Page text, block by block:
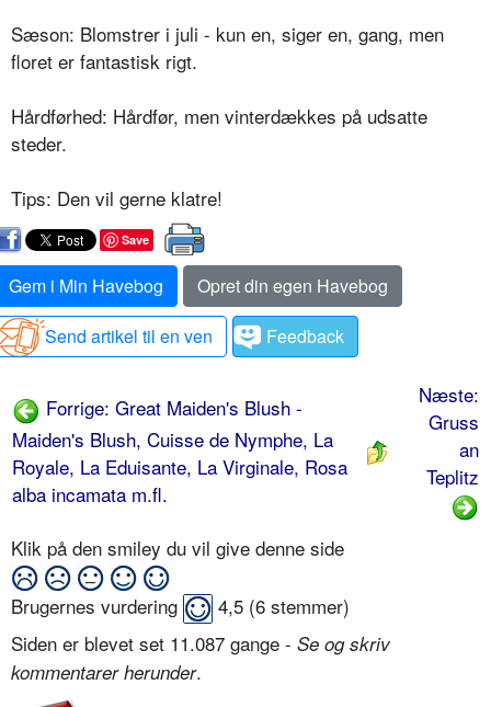
Sæson: Blomstrer i juli - kun en, siger en, gang, men
floret er fantastisk rigt.
Hårdførhed: Hårdfør, men vinterdæk­kes på udsatte
steder.
Tips: Den vil gerne klatre!
Save
Gem i Min Havebog
Opret din egen Havebog
Send artikel til en ven
Feedback
Forrige: Great Maiden's Blush -
Maiden's Blush, Cuisse de Nymphe, La
Royale, La Eduisante, La Virgi­nale, Rosa
alba incamata m.fl.
Næste:
Gruss
an
Teplitz
Klik på den smiley du vil give denne side
Brugernes vurdering 4,5 (6 stemmer)
Siden er blevet set 11.087 gange - Se og skriv
kommentarer herunder.